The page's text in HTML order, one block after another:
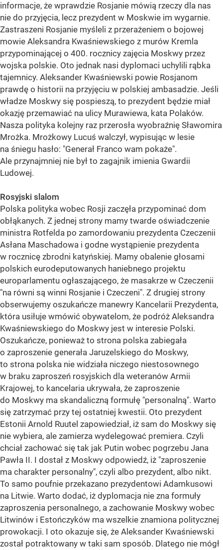
informacje, że wprawdzie Rosjanie mówią rzeczy dla nas
nie do przyjęcia, lecz prezydent w Moskwie im wygarnie.
Zastraszeni Rosjanie myśleli z przerażeniem o bojowej
mowie Aleksandra Kwaśniewskiego z murów Kremla
przypominającej o 400. rocznicy zajęcia Moskwy przez
wojska polskie. Oto jednak nasi dyplomaci uchylili rąbka
tajemnicy. Aleksander Kwaśniewski powie Rosjanom
prawdę o historii na przyjęciu w polskiej ambasadzie. Jeśli
władze Moskwy się pospieszą, to prezydent będzie miał
okazję przemawiać na ulicy Murawiewa, kata Polaków.
Nasza polityka kolejny raz przerosła wyobraźnię Sławomira
Mrożka. Mrożkowy Lucuś walczył, wypisując w lesie
na śniegu hasło: "Generał Franco wam pokaże".
Ale przynajmniej nie był to zagajnik imienia Gwardii
Ludowej.
Rosyjski slalom
Polska polityka wobec Rosji zaczęła przypominać dom
obłąkanych. Z jednej strony mamy twarde oświadczenie
ministra Rotfelda po zamordowaniu prezydenta Czeczenii
Asłana Maschadowa i godne wystąpienie prezydenta
w rocznicę zbrodni katyńskiej. Mamy obalenie głosami
polskich eurodeputowanych haniebnego projektu
europarlamentu ogłaszającego, że masakrze w Czeczenii
"na równi są winni Rosjanie i Czeczeni". Z drugiej strony
obserwujemy oszukańcze manewry Kancelarii Prezydenta,
która usiłuje wmówić obywatelom, że podróż Aleksandra
Kwaśniewskiego do Moskwy jest w interesie Polski.
Oszukańcze, ponieważ to strona polska zabiegała
o zaproszenie generała Jaruzelskiego do Moskwy,
to strona polska nie widziała niczego niestosownego
w braku zaproszeń rosyjskich dla weteranów Armii
Krajowej, to kancelaria ukrywała, że zaproszenie
do Moskwy ma skandaliczną formułę "personalną". Warto
się zatrzymać przy tej ostatniej kwestii. Oto prezydent
Estonii Arnold Ruutel zapowiedział, iż sam do Moskwy się
nie wybiera, ale zamierza wydelegować premiera. Czyli
chciał zachować się tak jak Putin wobec pogrzebu Jana
Pawła II. I dostał z Moskwy odpowiedź, iż "zaproszenie
ma charakter personalny", czyli albo prezydent, albo nikt.
To samo poufnie przekazano prezydentowi Adamkusowi
na Litwie. Warto dodać, iż dyplomacja nie zna formuły
zaproszenia personalnego, a zachowanie Moskwy wobec
Litwinów i Estończyków ma wszelkie znamiona politycznej
prowokacji. I oto okazuje się, że Aleksander Kwaśniewski
został potraktowany w taki sam sposób. Dlatego nie mógł